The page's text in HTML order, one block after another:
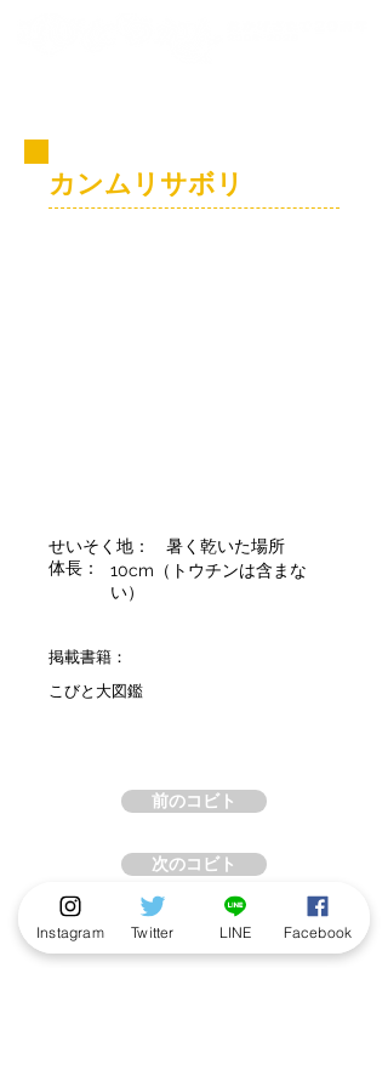
カンムリサボリ
せいそく地：
暑く乾いた場所
体長：
10cm（トウチンは含まな
い）
掲載書籍：
こびと大図鑑
前のコビト
次のコビト
Instagram Twitter LINE Facebook